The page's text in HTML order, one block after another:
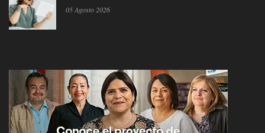
05 Agosto 2026